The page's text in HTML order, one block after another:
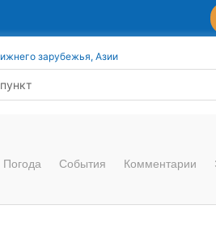
зарубежья, Азии
Погода События Комментарии